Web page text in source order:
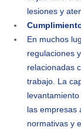
lesiones y
En muchos
regulaciones
relacionadas
trabajo. La
las empresas
normativas y